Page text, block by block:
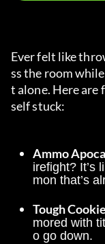
Ever felt like
ss the room
t alone. Here are
self stuck:
Ammo
irefight? It’s
mon that’s
Tough
mored with
o go down.